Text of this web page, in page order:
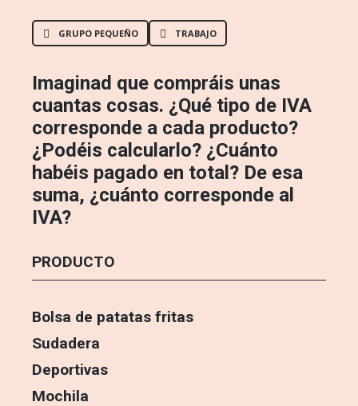
GRUPO PEQUEÑO TRABAJO
Imaginad que compráis unas
cuantas cosas. ¿Qué tipo de IVA
corresponde a cada producto?
¿Podéis calcularlo? ¿Cuánto
habéis pagado en total? De esa
suma, ¿cuánto corresponde al
IVA?
PRODUCTO
Bolsa de patatas fritas
Sudadera
Deportivas
Mochila